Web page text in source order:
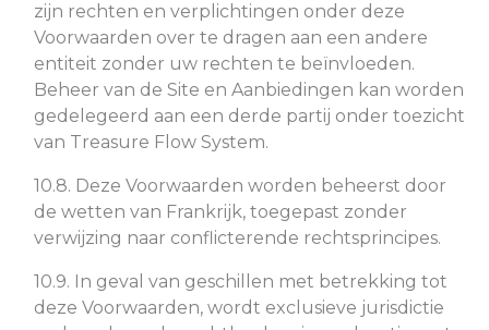
zijn rechten en verplichtingen onder deze
Voorwaarden over te dragen aan een andere
entiteit zonder uw rechten te beïnvloeden.
Beheer van de Site en Aanbiedingen kan worden
gedelegeerd aan een derde partij onder toezicht
van Treasure Flow System.
10.8. Deze Voorwaarden worden beheerst door
de wetten van Frankrijk, toegepast zonder
verwijzing naar conflicterende rechtsprincipes.
10.9. In geval van geschillen met betrekking tot
deze Voorwaarden, wordt exclusieve jurisdictie